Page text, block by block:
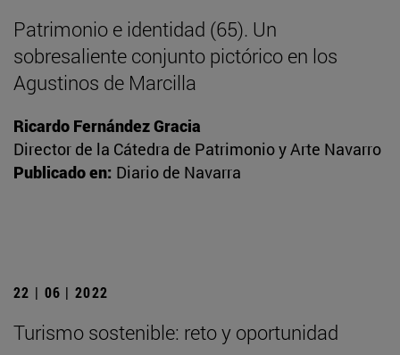
Patrimonio e identidad (65). Un
sobresaliente conjunto pictórico en los
Agustinos de Marcilla
Ricardo Fernández Gracia
Director de la Cátedra de Patrimonio y Arte Navarro
Publicado en: Diario de Navarra
22 | 06 | 2022
Turismo sostenible: reto y oportunidad